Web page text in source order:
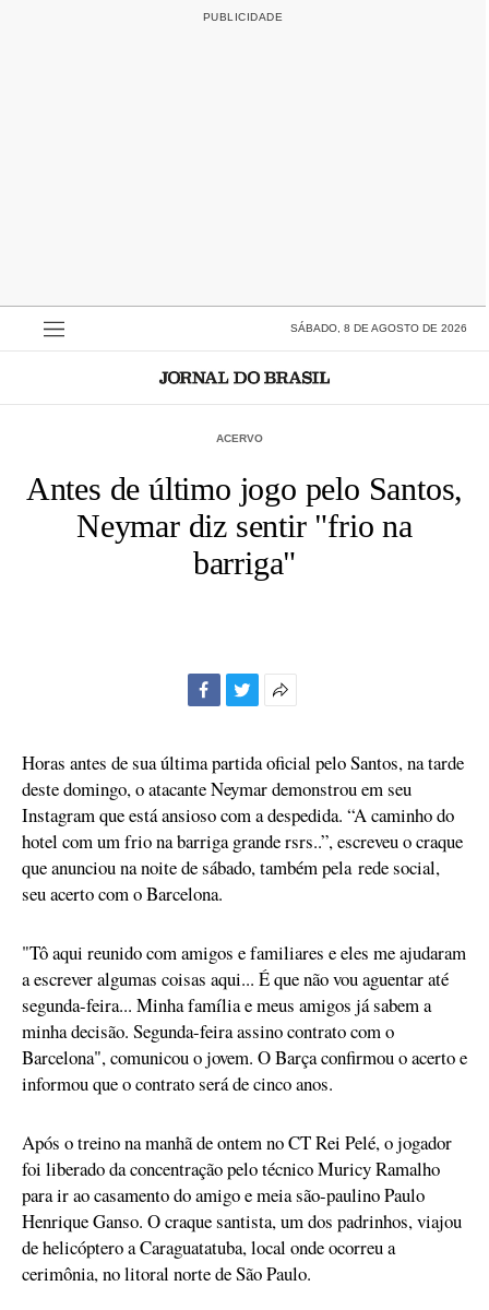
SÁBADO, 8 DE AGOSTO DE 2026
ACERVO
Antes de último jogo pelo Santos,
Neymar diz sentir "frio na
barriga"
compartilhamento
Horas antes de sua última partida oficial pelo Santos, na tarde
deste domingo, o atacante Neymar demonstrou em seu
Instagram que está ansioso com a despedida. “A caminho do
hotel com um frio na barriga grande rsrs..”, escreveu o craque
que anunciou na noite de sábado, também pela rede social,
seu acerto com o Barcelona.
"Tô aqui reunido com amigos e familiares e eles me ajudaram
a escrever algumas coisas aqui... É que não vou aguentar até
segunda-feira... Minha família e meus amigos já sabem a
minha decisão. Segunda-feira assino contrato com o
Barcelona", comunicou o jovem. O Barça confirmou o acerto e
informou que o contrato será de cinco anos.
Após o treino na manhã de ontem no CT Rei Pelé, o jogador
foi liberado da concentração pelo técnico Muricy Ramalho
para ir ao casamento do amigo e meia são-paulino Paulo
Henrique Ganso. O craque santista, um dos padrinhos, viajou
de helicóptero a Caraguatatuba, local onde ocorreu a
cerimônia, no litoral norte de São Paulo.